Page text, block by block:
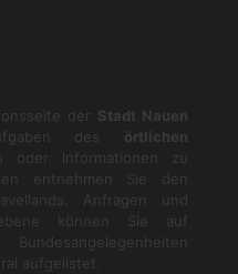
der Stadt Nauen
des örtlichen
oder Informationen zu
entnehmen Sie den
Anfragen und
können Sie auf
aufgelistet.